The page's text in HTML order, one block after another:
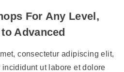
For Any Level,
Advanced
consectetur adipiscing elit,
ut labore et dolore